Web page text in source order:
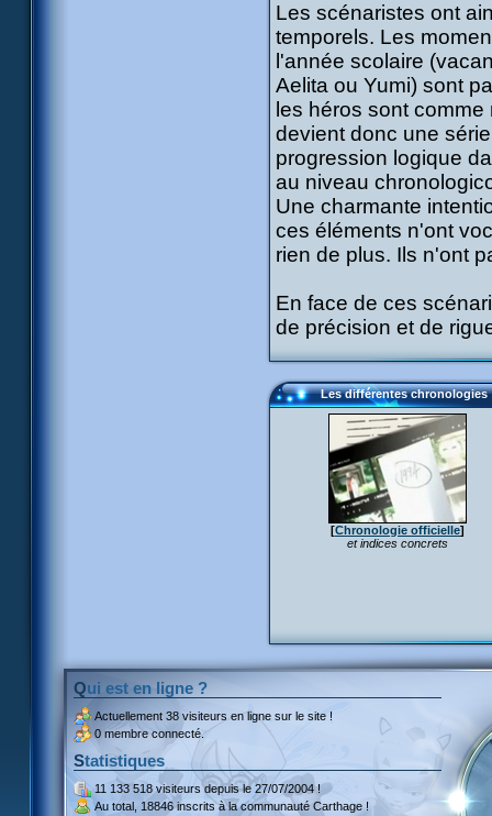
Les scénaristes ont
temporels. Les
l'année scolaire
Aelita ou Yumi) sont
les héros sont
devient donc une
progression logique
au niveau
Une charmante
ces éléments n'ont
rien de plus. Ils n'ont
En face de ces
de précision et de
Les différentes chronologies
[Chronologie officielle]
et indices concrets
Qui est en ligne ?
Actuellement 38 visiteurs en ligne sur le site !
0 membre connecté.
Statistiques
11 133 518 visiteursdepuis le 27/07/2004 !
Au total, 18846 inscritsà la communauté Carthage !